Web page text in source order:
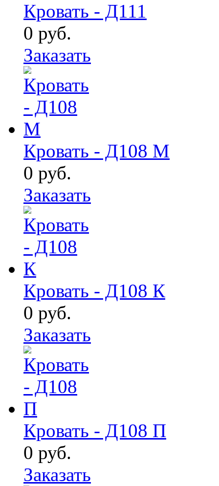
Кровать - Д111
0 руб.
Заказать
Кровать - Д108 М
0 руб.
Заказать
Кровать - Д108 К
0 руб.
Заказать
Кровать - Д108 П
0 руб.
Заказать